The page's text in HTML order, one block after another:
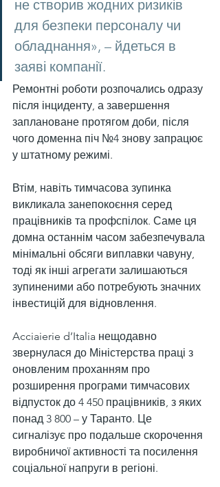
не створив жодних ризиків
для безпеки персоналу чи
обладнання», – йдеться в
заяві компанії.
Ремонтні роботи розпочались одразу
після інциденту, а завершення
заплановане протягом доби, після
чого доменна піч №4 знову запрацює
у штатному режимі.
Втім, навіть тимчасова зупинка
викликала занепокоєння серед
працівників та профспілок. Саме ця
домна останнім часом забезпечувала
мінімальні обсяги виплавки чавуну,
тоді як інші агрегати залишаються
зупиненими або потребують значних
інвестицій для відновлення.
Acciaierie d’Italia нещодавно
звернулася до Міністерства праці з
оновленим проханням про
розширення програми тимчасових
відпусток до 4 450 працівників, з яких
понад 3 800 – у Таранто. Це
сигналізує про подальше скорочення
виробничої активності та посилення
соціальної напруги в регіоні.